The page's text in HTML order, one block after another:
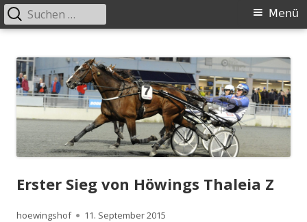
zum
Inhalt
Primäres
Menü
Suchen
nach:
Erster Sieg von Höwings Thaleia Z
Autor
hoewingshof
Veröffentlicht
11. September 2015